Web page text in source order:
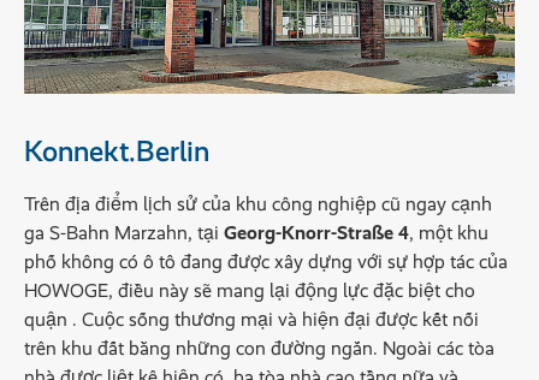
Konnekt.Berlin
Trên địa điểm lịch sử của khu công nghiệp cũ ngay cạnh
ga S-Bahn Marzahn, tại Georg-Knorr-Straße 4, một khu
phố không có ô tô đang được xây dựng với sự hợp tác của
HOWOGE, điều này sẽ mang lại động lực đặc biệt cho
quận . Cuộc sống thương mại và hiện đại được kết nối
trên khu đất bằng những con đường ngắn. Ngoài các tòa